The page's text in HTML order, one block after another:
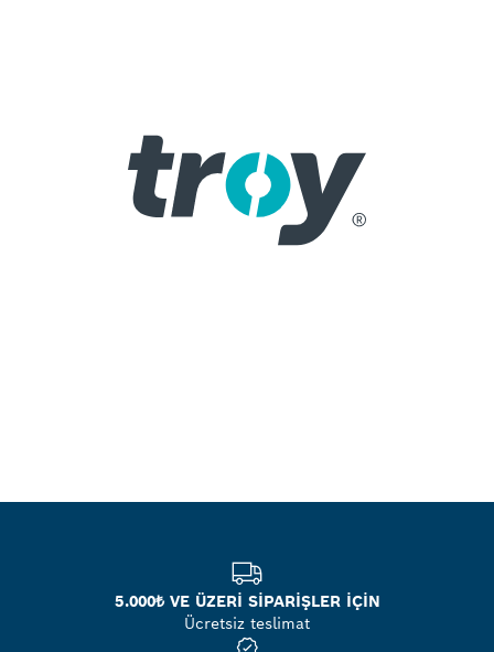
5.000₺ VE ÜZERİ SİPARİŞLER İÇİN
Ücretsiz teslimat